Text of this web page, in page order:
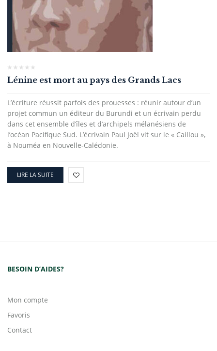
Lénine est mort au pays des Grands Lacs
L’écriture réussit parfois des prouesses : réunir autour d’un
projet commun un éditeur du Burundi et un écrivain perdu
dans cet ensemble d’îles et d’archipels mélanésiens de
l’océan Pacifique Sud. L’écrivain Paul Joël vit sur le « Caillou »,
à Nouméa en Nouvelle-Calédonie.
LIRE LA SUITE
BESOIN D’AIDES?
Mon compte
Favoris
Contact